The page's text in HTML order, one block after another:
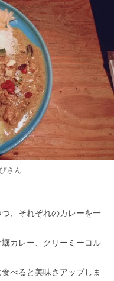
さん
、それぞれのカレーを一
カレー、クリーミーコル
べると美味さアップしま